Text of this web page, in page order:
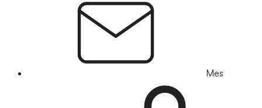
Mes